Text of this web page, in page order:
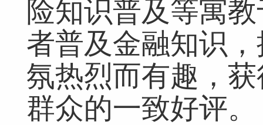
险知识普及等寓
者普及金融知识
氛热烈而有趣，
群众的一致好评。